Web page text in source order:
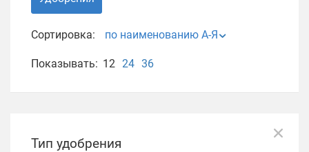
Сортировка: по наименованию А-Я
Показывать: 12 24 36
Тип удобрения